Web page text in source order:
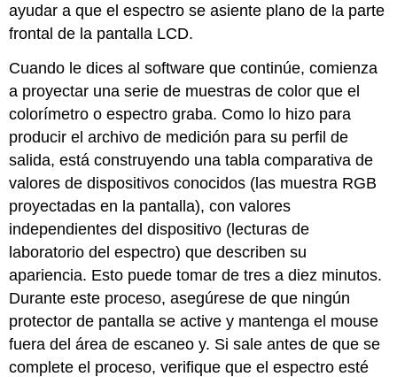
ayudar a que el espectro se asiente plano de la parte
frontal de la pantalla LCD.
Cuando le dices al software que continúe, comienza
a proyectar una serie de muestras de color que el
colorímetro o espectro graba. Como lo hizo para
producir el archivo de medición para su perfil de
salida, está construyendo una tabla comparativa de
valores de dispositivos conocidos (las muestra RGB
proyectadas en la pantalla), con valores
independientes del dispositivo (lecturas de
laboratorio del espectro) que describen su
apariencia. Esto puede tomar de tres a diez minutos.
Durante este proceso, asegúrese de que ningún
protector de pantalla se active y mantenga el mouse
fuera del área de escaneo y. Si sale antes de que se
complete el proceso, verifique que el espectro esté